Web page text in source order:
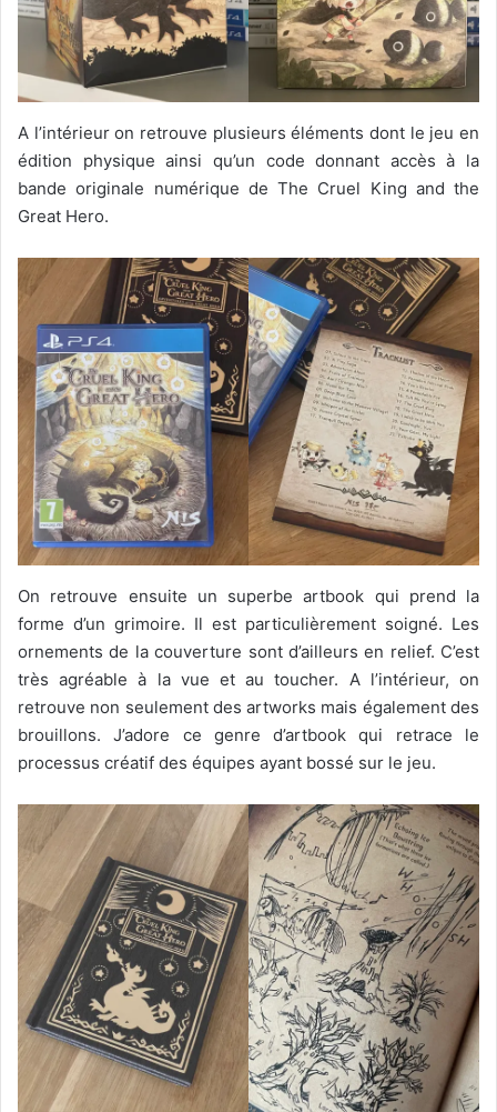
A l’intérieur on retrouve plusieurs éléments dont le jeu en
édition physique ainsi qu’un code donnant accès à la
bande originale numérique de The Cruel King and the
Great Hero.
On retrouve ensuite un superbe artbook qui prend la
forme d’un grimoire. Il est particulièrement soigné. Les
ornements de la couverture sont d’ailleurs en relief. C’est
très agréable à la vue et au toucher. A l’intérieur, on
retrouve non seulement des artworks mais également des
brouillons. J’adore ce genre d’artbook qui retrace le
processus créatif des équipes ayant bossé sur le jeu.